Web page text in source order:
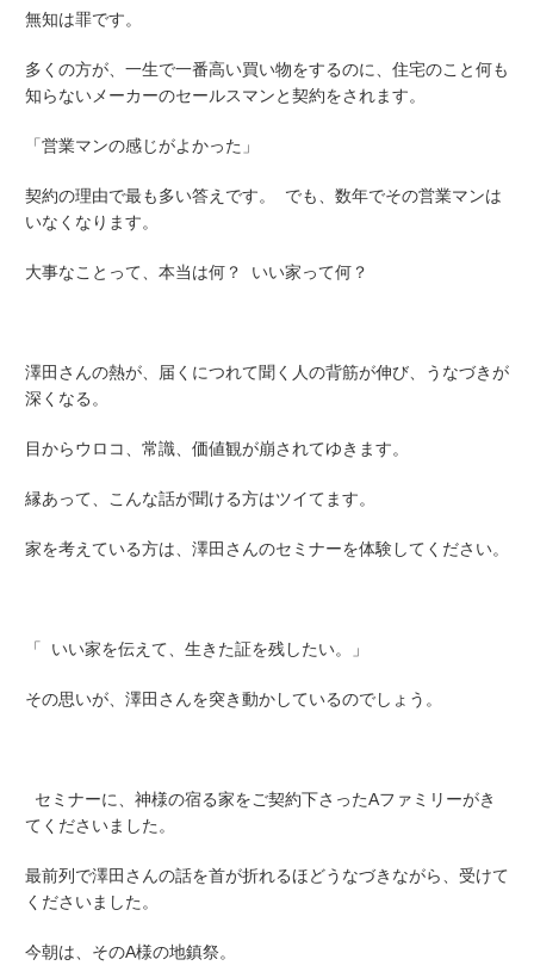
無知は罪です。
多くの方が、一生で一番高い買い物をするのに、住宅のこと何も
知らないメーカーのセールスマンと契約をされます。
「営業マンの感じがよかった」
契約の理由で最も多い答えです。 でも、数年でその営業マンは
いなくなります。
大事なことって、本当は何？ いい家って何？
澤田さんの熱が、届くにつれて聞く人の背筋が伸び、うなづきが
深くなる。
目からウロコ、常識、価値観が崩されてゆきます。
縁あって、こんな話が聞ける方はツイてます。
家を考えている方は、澤田さんのセミナーを体験してください。
「 いい家を伝えて、生きた証を残したい。」
その思いが、澤田さんを突き動かしているのでしょう。
セミナーに、神様の宿る家をご契約下さったAファミリーがき
てくださいました。
最前列で澤田さんの話を首が折れるほどうなづきながら、受けて
くださいました。
今朝は、そのA様の地鎮祭。